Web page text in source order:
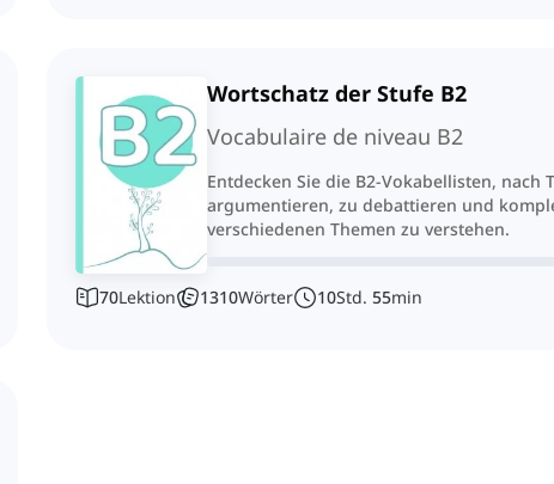
Wortschatz der Stufe B2
Vocabulaire de niveau B2
Entdecken Sie die B2-Vokabellisten, nach
argumentieren, zu debattieren und
verschiedenen Themen zu verstehen.
70Lektion 1310Wörter 10Std. 55min